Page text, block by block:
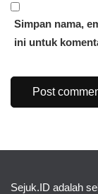
Simpan nama,
ini untuk
Sejuk.ID adalah